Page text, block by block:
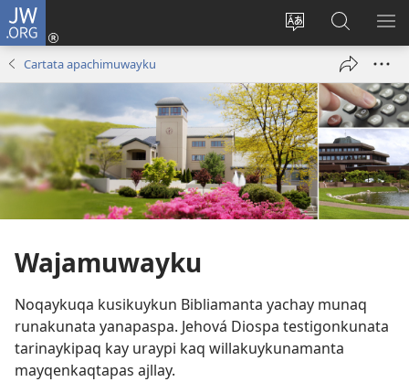
JW.ORG
Direccionpi
Sutiykiwan
jaykuy
nueva
ventana)
JW.ORG
nisqapi
maskhay
Cartata apachimuwayku
Wajamuwayku
Noqaykuqa kusikuykun Bibliamanta yachay munaq
runakunata yanapaspa. Jehová Diospa testigonkunata
tarinaykipaq kay uraypi kaq willakuykunamanta
mayqenkaqtapas ajllay.